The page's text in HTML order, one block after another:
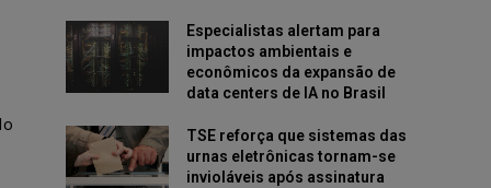
Especialistas alertam para
impactos ambientais e
econômicos da expansão de
data centers de IA no Brasil
TSE reforça que sistemas das
urnas eletrônicas tornam-se
invioláveis após assinatura